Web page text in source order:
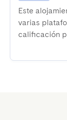
Este
varias
calificación